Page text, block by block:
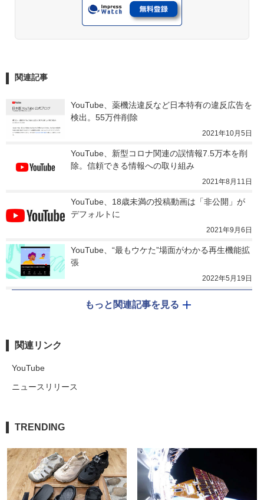
関連記事
YouTube、薬機法違反など日本特有の違反広告を
検出。55万件削除
2021年10月5日
YouTube、新型コロナ関連の誤情報7.5万本を削
除。信頼できる情報への取り組み
2021年8月11日
YouTube、18歳未満の投稿動画は「非公開」が
デフォルトに
2021年9月6日
YouTube、“最もウケた”場面がわかる再生機能拡
張
2022年5月19日
もっと関連記事を見る
関連リンク
YouTube
ニュースリリース
TRENDING